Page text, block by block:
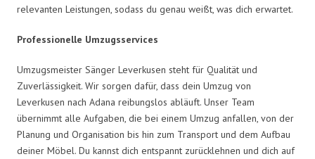
relevanten Leistungen, sodass du genau weißt, was dich erwartet.
Professionelle Umzugsservices
Umzugsmeister Sänger Leverkusen steht für Qualität und
Zuverlässigkeit. Wir sorgen dafür, dass dein Umzug von
Leverkusen nach Adana reibungslos abläuft. Unser Team
übernimmt alle Aufgaben, die bei einem Umzug anfallen, von der
Planung und Organisation bis hin zum Transport und dem Aufbau
deiner Möbel. Du kannst dich entspannt zurücklehnen und dich auf